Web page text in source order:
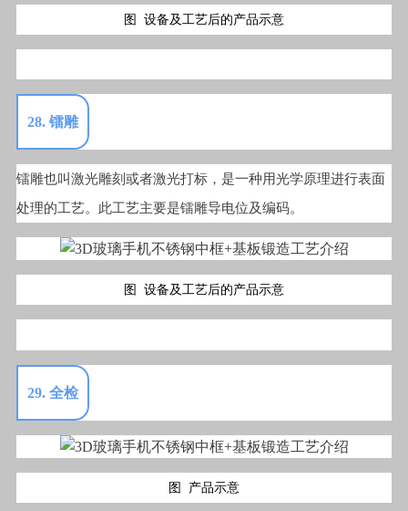
图 设备及工艺后的产品示意
28. 镭雕
镭雕也叫激光雕刻或者激光打标，是一种用光学原理进行表面
处理的工艺。此工艺主要是镭雕导电位及编码。
图 设备及工艺后的产品示意
29. 全检
图 产品示意